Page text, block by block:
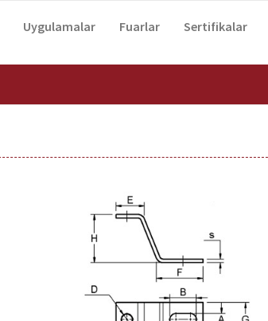
Uygulamalar Fuarlar Sertifikalar